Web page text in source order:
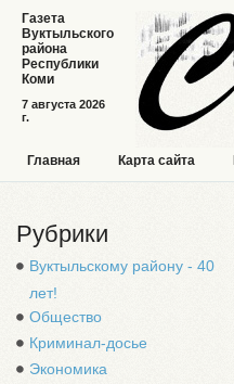
7 августа 2026
г.
Газета
Вуктыльского
района
Республики
Коми
Главная Карта сайта
Рубрики
Вуктыльскому району - 40
лет!
Общество
Криминал-досье
Экономика